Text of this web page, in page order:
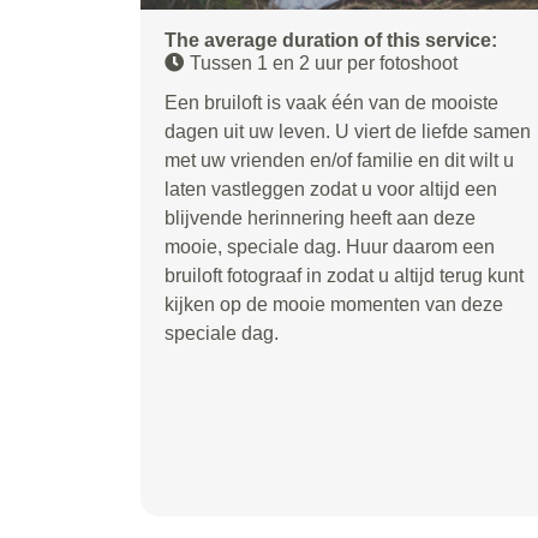
The average duration of this service:
Tussen 1 en 2 uur per fotoshoot
Een bruiloft is vaak één van de mooiste
dagen uit uw leven. U viert de liefde samen
met uw vrienden en/of familie en dit wilt u
laten vastleggen zodat u voor altijd een
blijvende herinnering heeft aan deze
mooie, speciale dag. Huur daarom een
bruiloft fotograaf in zodat u altijd terug kunt
kijken op de mooie momenten van deze
speciale dag.